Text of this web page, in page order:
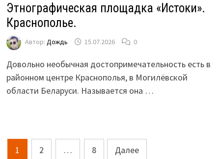
Этнографическая площадка «Истоки».
Краснополье.
Автор: Дождь 15.07.2026 0
Довольно необычная достопримечательность есть в
районном центре Краснополья, в Могилёвской
области Беларуси. Называется она …
Пагинация
1 2 … 8 Далее